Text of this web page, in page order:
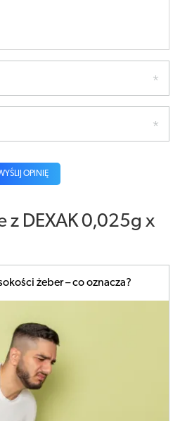
OPINIĘ
z DEXAK 0,025g x
żeber – co oznacza?